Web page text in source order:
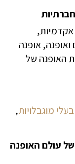
אופנה
האופנה של
מוגבלויות,
עולם האופנה